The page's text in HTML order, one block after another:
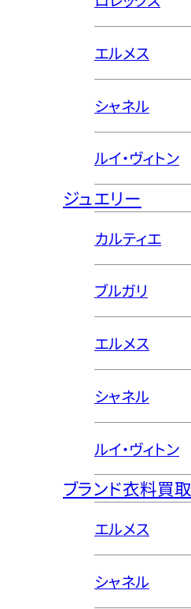
エルメス
シャネル
ルイ・ヴィトン
ジュエリー
カルティエ
ブルガリ
エルメス
シャネル
ルイ・ヴィトン
ブランド衣料買取
エルメス
シャネル